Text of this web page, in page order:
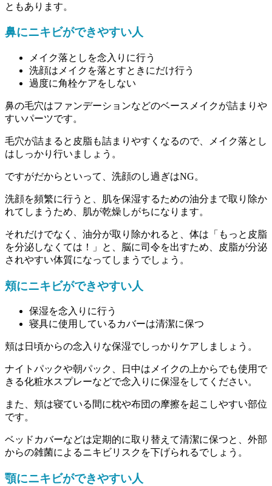
ともあります。
鼻にニキビができやすい人
メイク落としを念入りに行う
洗顔はメイクを落とすときにだけ行う
過度に角栓ケアをしない
鼻の毛穴はファンデーションなどのベースメイクが詰まりや
すいパーツです。
毛穴が詰まると皮脂も詰まりやすくなるので、メイク落とし
はしっかり行いましょう。
ですがだからといって、洗顔のし過ぎはNG。
洗顔を頻繁に行うと、肌を保湿するための油分まで取り除か
れてしまうため、肌が乾燥しがちになります。
それだけでなく、油分が取り除かれると、体は「もっと皮脂
を分泌しなくては！」と、脳に司令を出すため、皮脂が分泌
されやすい体質になってしまうでしょう。
頬にニキビができやすい人
保湿を念入りに行う
寝具に使用しているカバーは清潔に保つ
頬は日頃からの念入りな保湿でしっかりケアしましょう。
ナイトパックや朝パック、日中はメイクの上からでも使用で
きる化粧水スプレーなどで念入りに保湿をしてください。
また、頬は寝ている間に枕や布団の摩擦を起こしやすい部位
です。
ベッドカバーなどは定期的に取り替えて清潔に保つと、外部
からの雑菌によるニキビリスクを下げられるでしょう。
顎にニキビができやすい人